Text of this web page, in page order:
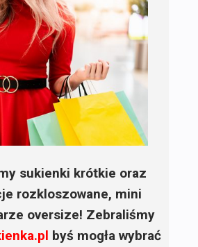
sukienki krótkie oraz
rozkloszowane, mini
oversize! Zebraliśmy
byś mogła wybrać